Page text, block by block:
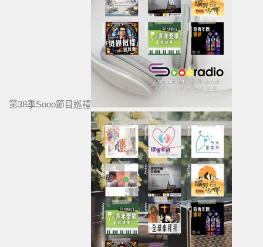
第38季Sooo節目巡禮